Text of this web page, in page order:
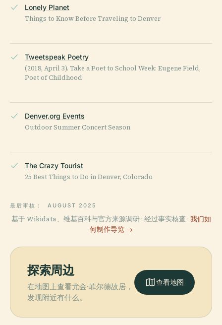
Lonely Planet
Things to Know Before Traveling to Denver
Tweetspeak Poetry
(2018, April 3). Take a Poet to School Week: Eugene Field,
Poet of Childhood
Denver.org Events
Outdoor Summer Concert Season
The Crazy Tourist
25 Best Things to Do in Denver, Colorado
最后审核： AUGUST 2025
基于 Wikidata、维基百科与官方来源调研 · 经过事实核查 · 我们如
何制作导览 →
探索周边
在地图上查看尤金·菲尔德故居，
发现附近有什么。
查看地图